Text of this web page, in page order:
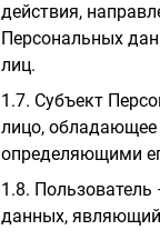
действия,
Персональных
лиц.
1.7. Субъект
лицо,
определяющими
1.8.
данных,